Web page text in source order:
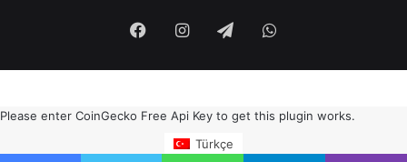
FacebookInstagram
TelegramWhatsApp
Please enter CoinGecko Free Api Key to get this plugin works.
Türkçe